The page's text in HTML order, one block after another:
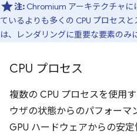
注: Chromium アーキテクチャ
ているよりも多くの CPU プロセス
は、レンダリングに重要な要素のみ
CPU プロセス
複数の CPU プロセスを使用
ウザの状態からのパフォーマ
GPU ハードウェアからの安